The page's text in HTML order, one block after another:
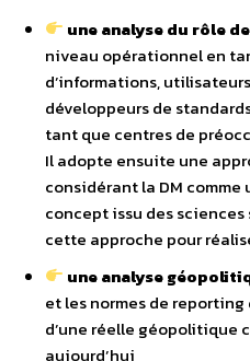
une analyse du rôle
niveau opérationnel en
d’informations,
développeurs de
tant que centres de
Il adopte ensuite une
considérant la DM comme
concept issu des
cette approche pour
une analyse
et les normes de
d’une réelle géopolitique
aujourd’hui